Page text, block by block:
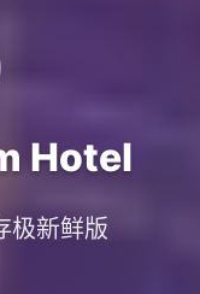
Hotel
极新鲜版